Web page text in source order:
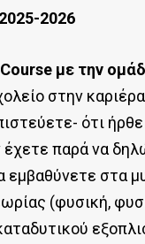
2026
με την
στην
ότι
έχετε παρά να
εμβαθύνετε στα
(φυσική,